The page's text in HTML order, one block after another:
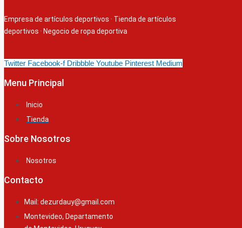
Empresa de artículos deportivos · Tienda de artículos
deportivos · Negocio de ropa deportiva
Twitter Facebook-f Dribbble Youtube Pinterest Medium
Menu Principal
Inicio
Tienda
Sobre Nosotros
Nosotros
Contacto
Mail: dezurdauy@gmail.com
Montevideo, Departamento